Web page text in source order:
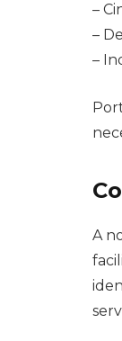
–
–
–
A